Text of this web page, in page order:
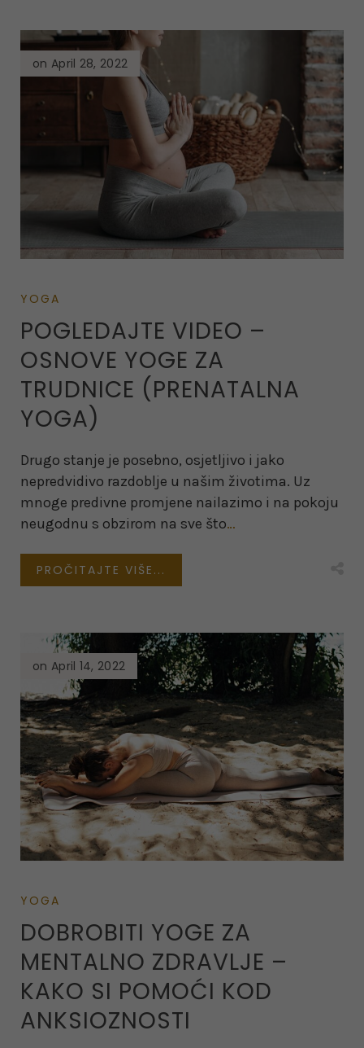
on April 28, 2022
YOGA
POGLEDAJTE VIDEO –
OSNOVE YOGE ZA
TRUDNICE (PRENATALNA
YOGA)
Drugo stanje je posebno, osjetljivo i jako
nepredvidivo razdoblje u našim životima. Uz
mnoge predivne promjene nailazimo i na pokoju
neugodnu s obzirom na sve što…
PROČITAJTE VIŠE...
on April 14, 2022
YOGA
DOBROBITI YOGE ZA
MENTALNO ZDRAVLJE –
KAKO SI POMOĆI KOD
ANKSIOZNOSTI